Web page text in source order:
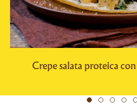
Crepe salata proteica